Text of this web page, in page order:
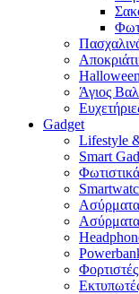
Halloween
Άγιος
Gadget
Lifestyle
Smart